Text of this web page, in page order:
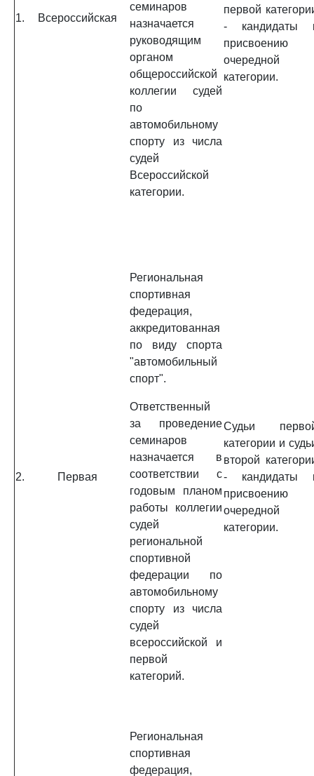
1. Всероссийская
семинаров
назначается
руководящим
органом
общероссийской
коллегии судей
по
автомобильному
спорту из числа
судей
Всероссийской
категории.
первой
- кандидаты
присвоению
очередной
категории.
2. Первая
Региональная
спортивная
федерация,
аккредитованная
по виду спорта
"автомобильный
спорт".
Ответственный
за проведение
семинаров
назначается в
соответствии с
годовым планом
работы коллегии
судей
региональной
спортивной
федерации по
автомобильному
спорту из числа
судей
всероссийской и
первой
категорий.
Судьи
категории и
второй
- кандидаты
присвоению
очередной
категории.
Региональная
спортивная
федерация,